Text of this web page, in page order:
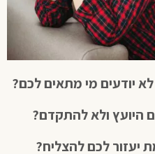
לא יודעים מי מתאים לכם?
ולא להתקדם?
יעזור לכם להצליח?